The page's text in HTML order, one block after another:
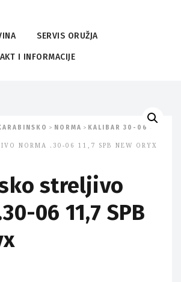
SERVIS ORUŽJA
I INFORMACIJE
> NORMA > KALIBAR 30-06 >
NORMA .30-06 11,7 SPB NEW ORYX
streljivo
06 11,7 SPB